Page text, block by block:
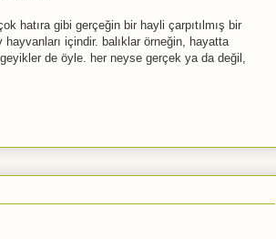
hatıra gibi gerçeğin bir hayli çarpıtılmış bir
içindir. balıklar örneğin, hayatta
de öyle. her neyse gerçek ya da değil,